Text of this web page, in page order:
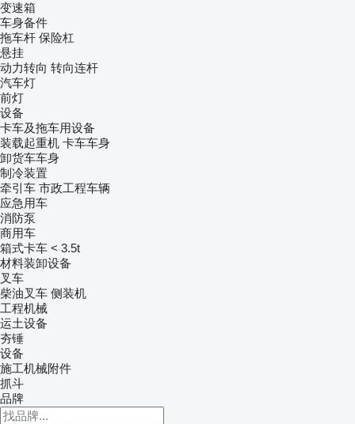
变速箱
车身备件
拖车杆 保险杠
悬挂
动力转向 转向连杆
汽车灯
前灯
设备
卡车及拖车用设备
装载起重机 卡车车身
卸货车车身
制冷装置
牵引车 市政工程车辆
应急用车
消防泵
商用车
箱式卡车 < 3.5t
材料装卸设备
叉车
柴油叉车 侧装机
工程机械
运土设备
夯锤
设备
施工机械附件
抓斗
品牌